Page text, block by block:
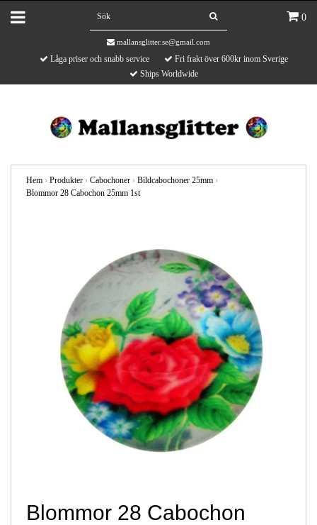
0
mallansglitter.se@gmail.com
Låga priser och snabb service
Fri frakt över 600kr inom Sverige
Ships Worldwide
Hem › Produkter › Cabochoner › Bildcabochoner 25mm ›
Blommor 28 Cabochon 25mm 1st
Blommor 28 Cabochon